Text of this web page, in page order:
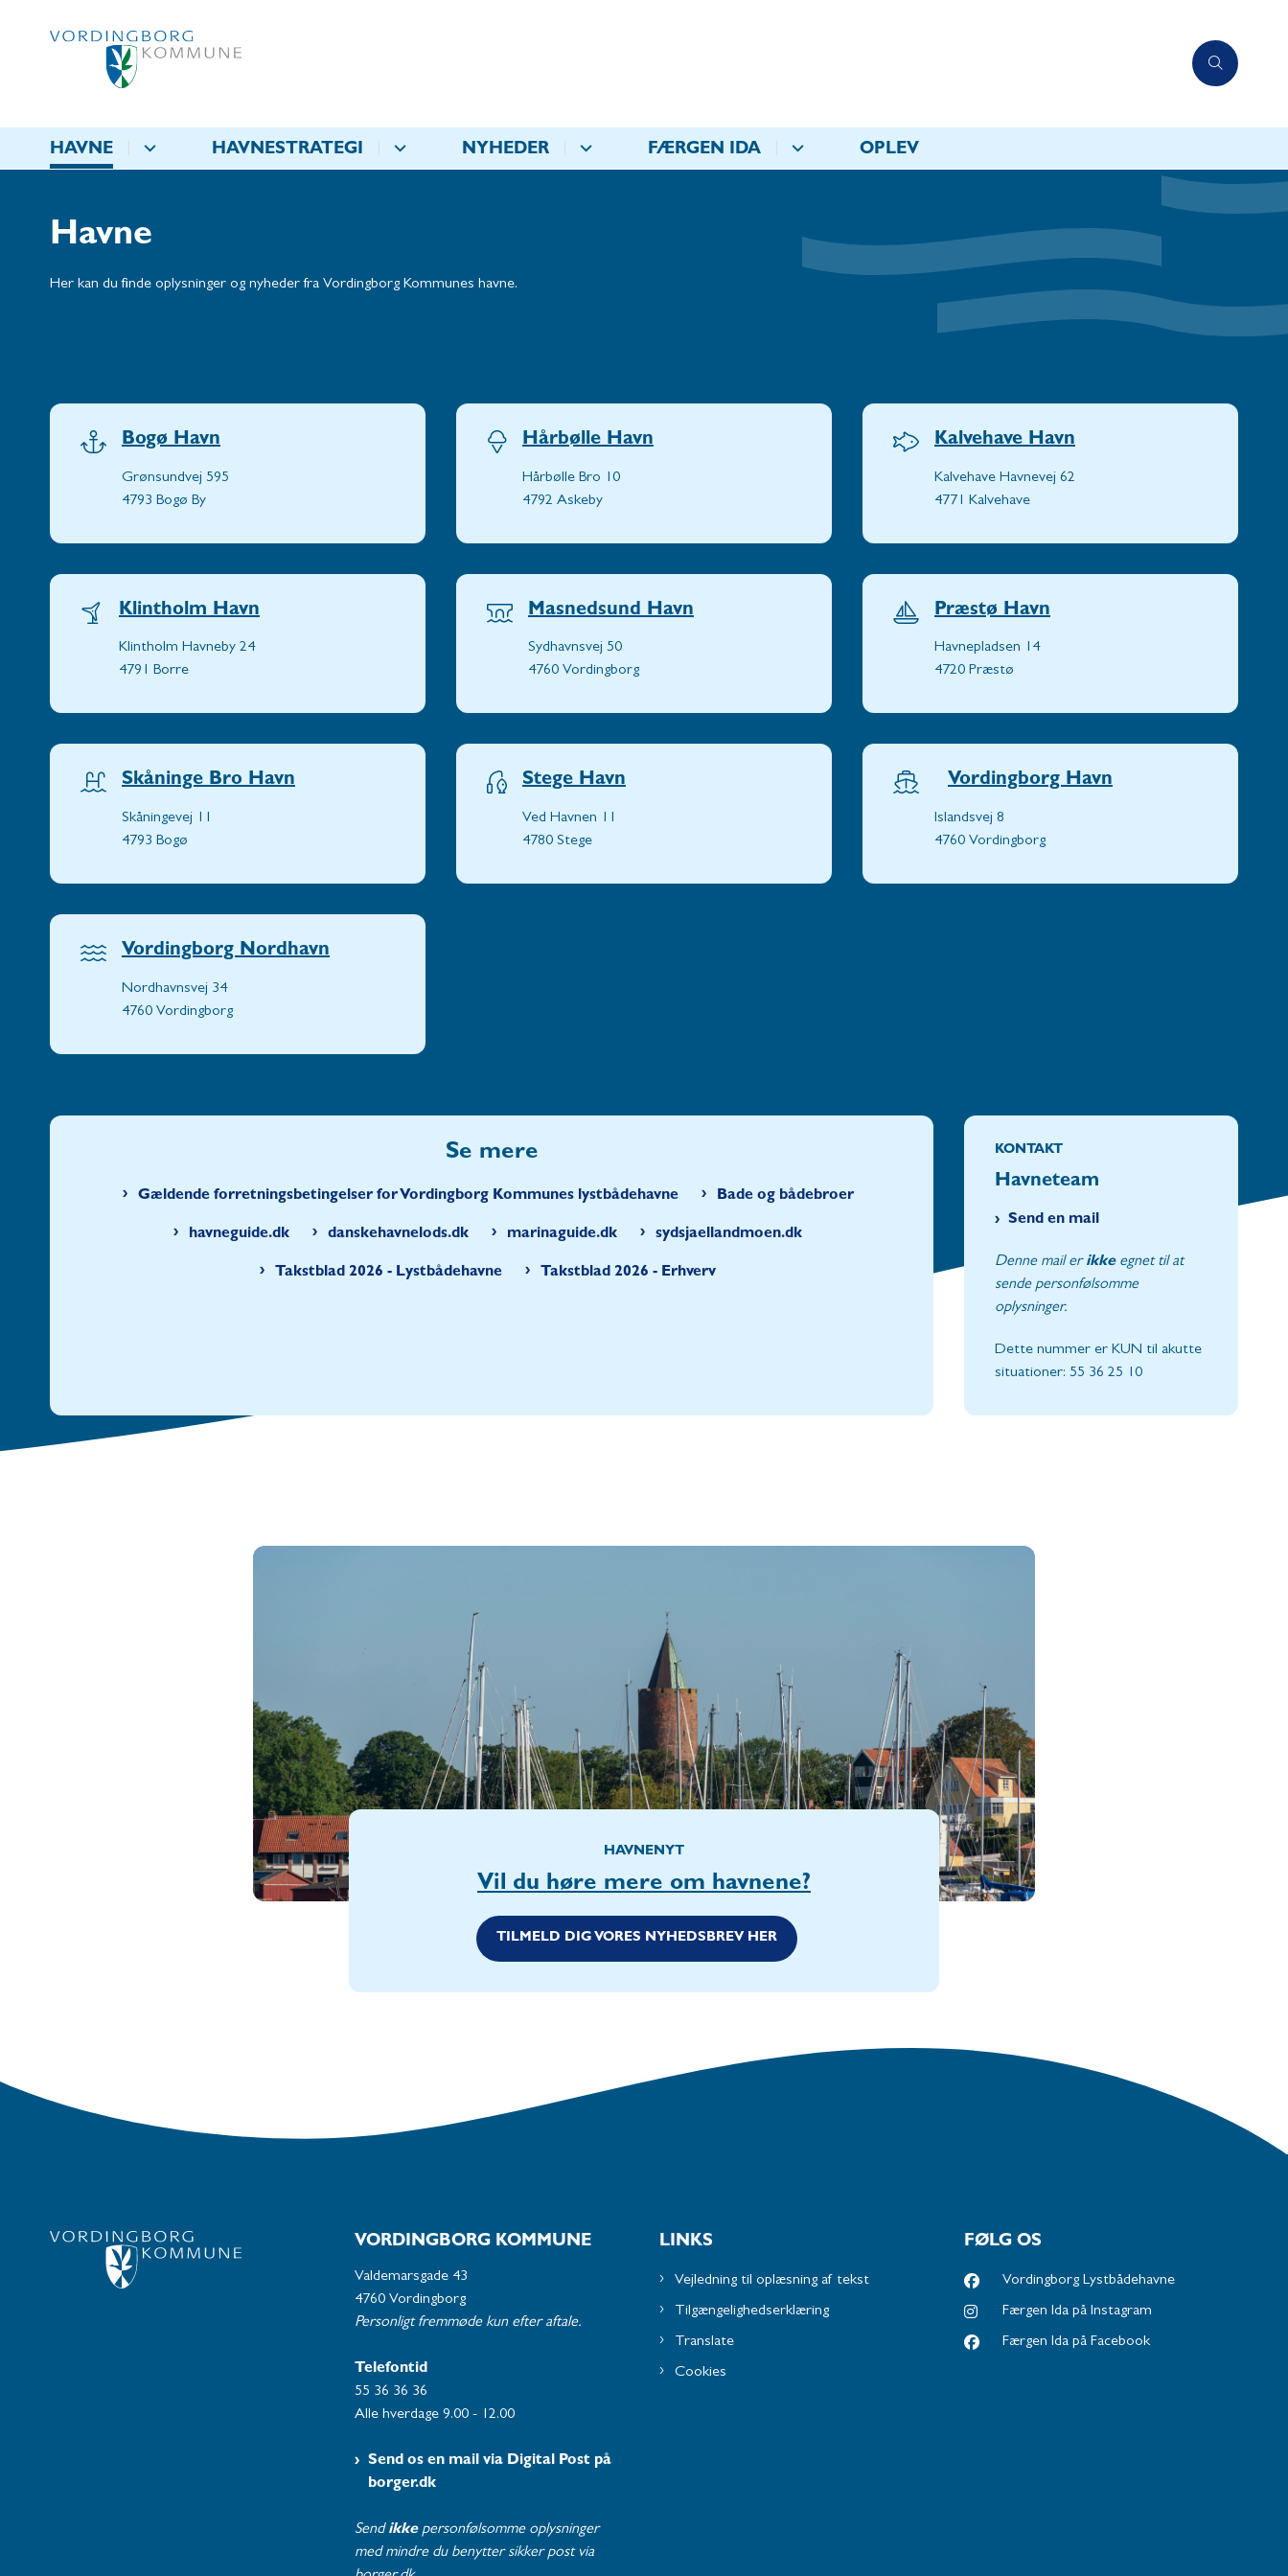
HAVNE HAVNESTRATEGI NYHEDER FÆRGEN IDA OPLEV
Havne
Her kan du finde oplysninger og nyheder fra Vordingborg Kommunes havne.
Bogø Havn
Grønsundvej 595
4793 Bogø By
Hårbølle Havn
Hårbølle Bro 10
4792 Askeby
Kalvehave Havn
Kalvehave Havnevej 62
4771 Kalvehave
Klintholm Havn
Klintholm Havneby 24
4791 Borre
Masnedsund Havn
Sydhavnsvej 50
4760 Vordingborg
Præstø Havn
Havnepladsen 14
4720 Præstø
Skåninge Bro Havn
Skåningevej 11
4793 Bogø
Stege Havn
Ved Havnen 11
4780 Stege
Vordingborg Havn
Islandsvej 8
4760 Vordingborg
Vordingborg Nordhavn
Nordhavnsvej 34
4760 Vordingborg
Se mere
Gældende forretningsbetingelser for Vordingborg Kommunes lystbådehavne Bade og bådebroer
havneguide.dk danskehavnelods.dk marinaguide.dk sydsjaellandmoen.dk
Takstblad 2026 - Lystbådehavne Takstblad 2026 - Erhverv
KONTAKT
Havneteam
Send en mail
Denne mail erikkeegnet til at
sende personfølsomme
oplysninger.
Dette nummer er KUN til akutte
situationer: 55 36 25 10
HAVNENYT
Vil du høre mere om havnene?
TILMELD DIG VORES NYHEDSBREV HER
VORDINGBORG KOMMUNE
Valdemarsgade 43
4760 Vordingborg
Personligt fremmøde kun efter aftale.
Telefontid
55 36 36 36
Alle hverdage 9.00 - 12.00
Send os en mail via Digital Post på
borger.dk
Send ikke personfølsomme oplysninger
med mindre du benytter sikker post via
LINKS
Vejledning til oplæsning af tekst
Tilgængelighedserklæring
Translate
Cookies
FØLG OS
Vordingborg Lystbådehavne
Færgen Ida på Instagram
Færgen Ida på Facebook